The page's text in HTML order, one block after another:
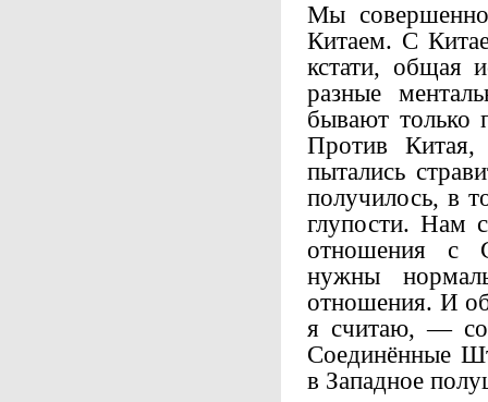
Мы
Китаем. С
кстати, общая
разные
бывают только
Против
пытались
получилось, в
глупости. Нам
отношения с
нужны
отношения. И
я считаю, —
Соединённые
в Западное